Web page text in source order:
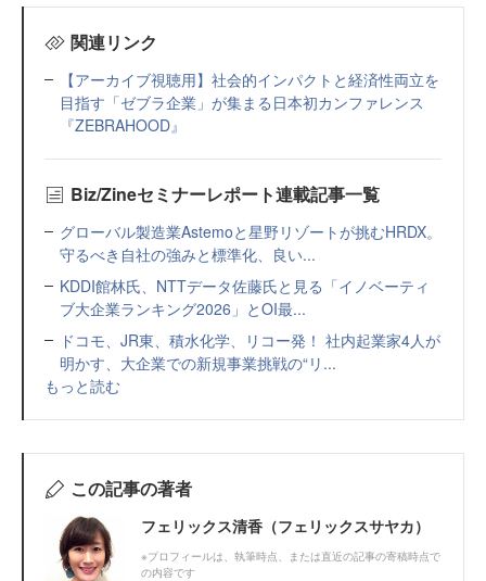
関連リンク
【アーカイブ視聴用】社会的インパクトと経済性両立を
目指す「ゼブラ企業」が集まる日本初カンファレンス
『ZEBRAHOOD』
Biz/Zineセミナーレポート連載記事一覧
グローバル製造業Astemoと星野リゾートが挑むHRDX。
守るべき自社の強みと標準化、良い...
KDDI館林氏、NTTデータ佐藤氏と見る「イノベーティ
ブ大企業ランキング2026」とOI最...
ドコモ、JR東、積水化学、リコー発！ 社内起業家4人が
明かす、大企業での新規事業挑戦の“リ...
もっと読む
この記事の著者
フェリックス清香（フェリックスサヤカ）
※プロフィールは、執筆時点、または直近の記事の寄稿時点で
の内容です